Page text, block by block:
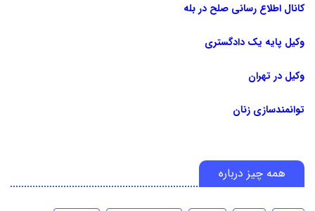
کانال اطلاع رسانی صلح در بله
وکیل پایه یک دادگستری
وکیل در تهران
توانمندسازی زنان
همه چیز درباره